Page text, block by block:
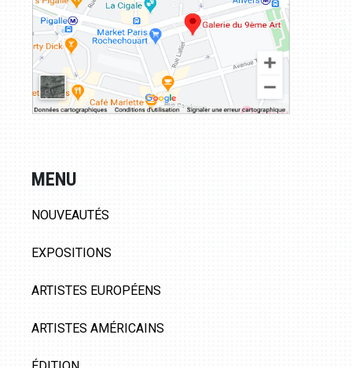
MENU
NOUVEAUTÉS
EXPOSITIONS
ARTISTES EUROPÉENS
ARTISTES AMÉRICAINS